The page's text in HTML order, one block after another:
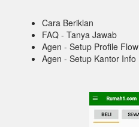
Cara Beriklan
FAQ - Tanya Jawab
Agen - Setup Profile Flow
Agen - Setup Kantor Info